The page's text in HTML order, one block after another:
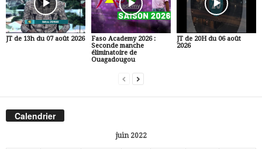
JT de 13h du 07 août 2026
Faso Academy 2026 :
Seconde manche
éliminatoire de
Ouagadougou
JT de 20H du 06 août
2026
Calendrier
juin 2022